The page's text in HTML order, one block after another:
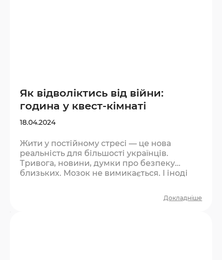
Як відволіктись від війни:
година у квест-кімнаті
18.04.2024
Жити у постійному стресі — це нова
реальність для більшості українців.
Тривога, новини, думки про безпеку
близьких. Мозок не вимикається. І іноді
Чому квест допомагає відволіктись? Це не
Докладніше